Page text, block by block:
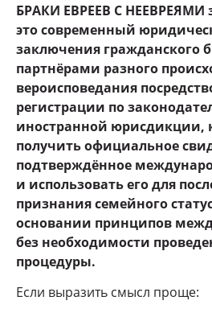
БРАКИ ЕВРЕЕВ С НЕЕВРЕЯМИ
это современный
заключения гражданского
партнёрами разного
вероисповедания
регистрации по
иностранной юрисдикции,
получить официальное
подтверждённое
и использовать его для
признания семейного
основании принципов
без необходимости
процедуры.
Если выразить смысл проще: